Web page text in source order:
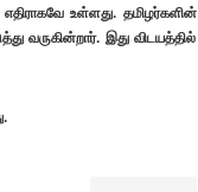
உள்ளது. தமிழர்களின்
வருகின்றார். இது விடயத்தில்